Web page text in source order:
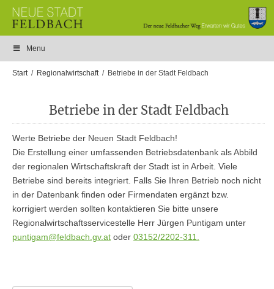
Menu
Start Regionalwirtschaft Betriebe in der Stadt Feldbach
Betriebe in der Stadt Feldbach
Werte Betriebe der Neuen Stadt Feldbach!
Die Erstellung einer umfassenden Betriebsdatenbank als Abbild
der regionalen Wirtschaftskraft der Stadt ist in Arbeit. Viele
Betriebe sind bereits integriert. Falls Sie Ihren Betrieb noch nicht
in der Datenbank finden oder Firmendaten ergänzt bzw.
korrigiert werden sollten kontaktieren Sie bitte unsere
Regionalwirtschaftsservicestelle Herr Jürgen Puntigam unter
puntigam@feldbach.gv.at oder 03152/2202-311.